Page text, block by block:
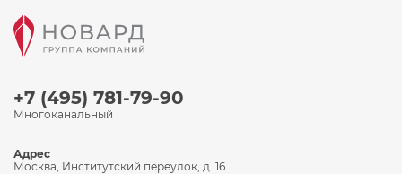
+7 (495) 781-79-90
Многоканальный
Адрес
Москва, Институтский переулок, д. 16